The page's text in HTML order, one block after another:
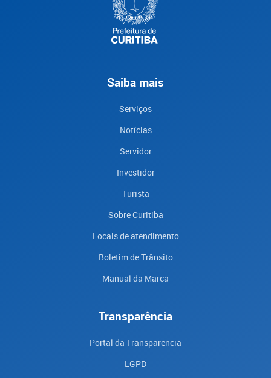
Saiba mais
Serviços
Notícias
Servidor
Investidor
Turista
Sobre Curitiba
Locais de atendimento
Boletim de Trânsito
Manual da Marca
Transparência
Portal da Transparencia
LGPD